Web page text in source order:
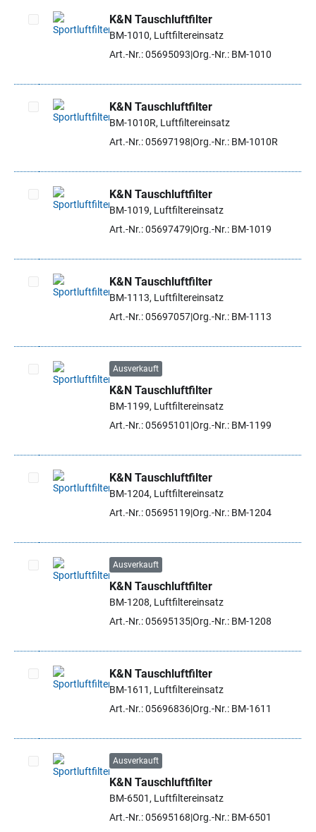
Artikel auswählen
K&N Tauschluftfilter
BM-1010, Luftfiltereinsatz
Art.-Nr.: 05695093 Org.-Nr.: BM-1010
Artikel auswählen
K&N Tauschluftfilter
BM-1010R, Luftfiltereinsatz
Art.-Nr.: 05697198 Org.-Nr.: BM-1010R
Artikel auswählen
K&N Tauschluftfilter
BM-1019, Luftfiltereinsatz
Art.-Nr.: 05697479 Org.-Nr.: BM-1019
Artikel auswählen
K&N Tauschluftfilter
BM-1113, Luftfiltereinsatz
Art.-Nr.: 05697057Org.-Nr.: BM-1113
Artikel auswählen
Ausverkauft
K&N Tauschluftfilter
BM-1199, Luftfiltereinsatz
Art.-Nr.: 05695101 Org.-Nr.: BM-1199
Artikel auswählen
K&N Tauschluftfilter
BM-1204, Luftfiltereinsatz
Art.-Nr.: 05695119 Org.-Nr.: BM-1204
Artikel auswählen
Ausverkauft
K&N Tauschluftfilter
BM-1208, Luftfiltereinsatz
Art.-Nr.: 05695135Org.-Nr.: BM-1208
Artikel auswählen
K&N Tauschluftfilter
BM-1611, Luftfiltereinsatz
Art.-Nr.: 05696836Org.-Nr.: BM-1611
Artikel auswählen
Ausverkauft
K&N Tauschluftfilter
BM-6501, Luftfiltereinsatz
Art.-Nr.: 05695168 Org.-Nr.: BM-6501